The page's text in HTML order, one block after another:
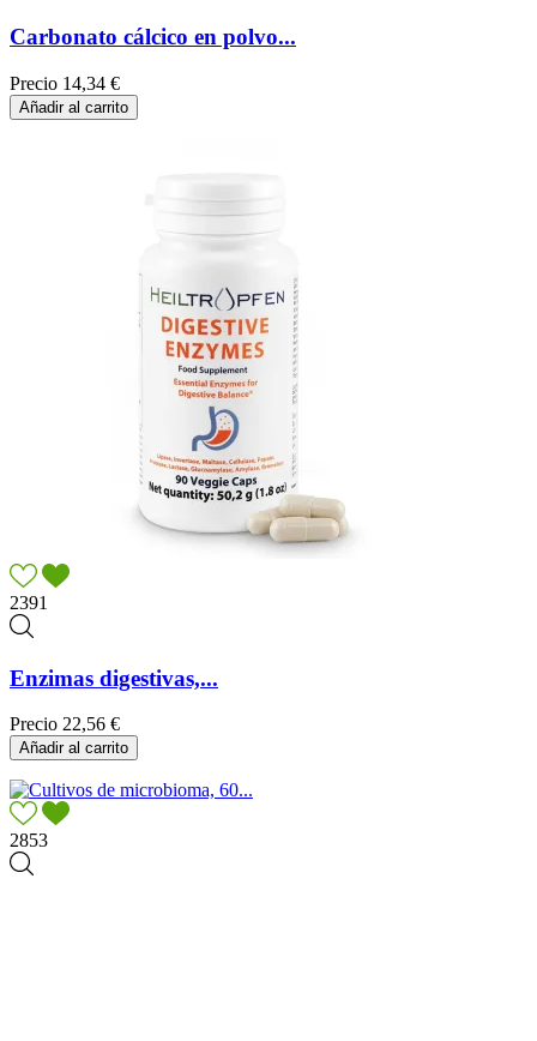
Carbonato cálcico en polvo...
Precio 14,34 €
Añadir al carrito
2391
Enzimas digestivas,...
Precio 22,56 €
Añadir al carrito
2853